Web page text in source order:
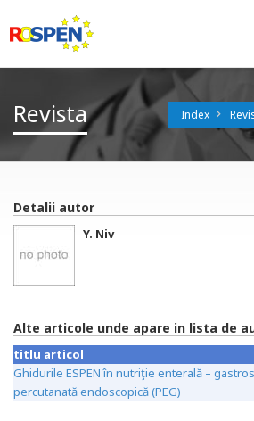
Revista Index
Detalii autor
Y. Niv
Alte articole unde apare in lista de
titlu articol
Ghidurile ESPEN în nutriţie enterală –
percutanată endoscopică (PEG)